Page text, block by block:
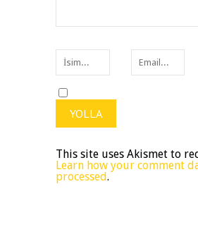
This site uses Akismet to
Learn how your comment
processed.